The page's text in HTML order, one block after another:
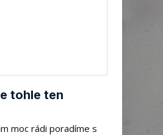
tohle ten
moc rádi poradíme s